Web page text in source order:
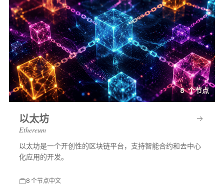
8 个节点
以太坊
Ethereum
以太坊是一个开创性的区块链平台，支持智能合约和去中心
化应用的开发。
8 个节点中文